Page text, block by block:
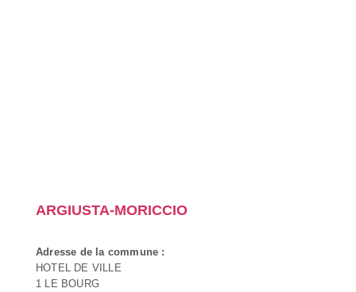
ARGIUSTA-MORICCIO
Adresse de la commune :
HOTEL DE VILLE
1 LE BOURG